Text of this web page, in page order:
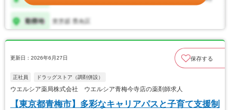
更新日：2026年6月27日 保存する
正社員 ドラッグストア（調剤併設）
ウエルシア薬局株式会社 ウエルシア青梅今寺店の薬剤師求人
【東京都青梅市】多彩なキャリアパスと子育て支援制